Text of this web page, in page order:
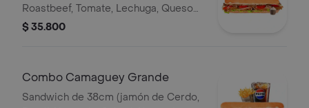
Roastbeef, Tomate, Lechuga, Queso
Mozzarella, Salsa BBQ y Salsa de Ajo)
$ 35.800
Combo Camaguey Grande
Sandwich de 38cm (jamón de Cerdo,